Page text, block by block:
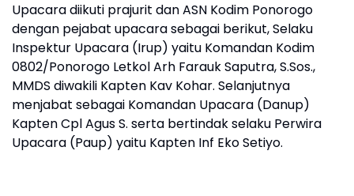
Upacara diikuti prajurit dan ASN Kodim Ponorogo
dengan pejabat upacara sebagai berikut, Selaku
Inspektur Upacara (Irup) yaitu Komandan Kodim
0802/Ponorogo Letkol Arh Farauk Saputra, S.Sos.,
MMDS diwakili Kapten Kav Kohar. Selanjutnya
menjabat sebagai Komandan Upacara (Danup)
Kapten Cpl Agus S. serta bertindak selaku Perwira
Upacara (Paup) yaitu Kapten Inf Eko Setiyo.